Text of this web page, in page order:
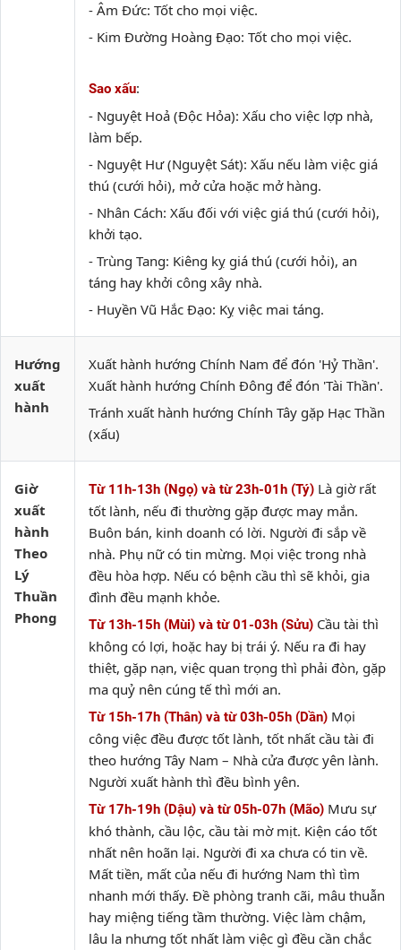
- Âm Đức: Tốt cho mọi việc.
- Kim Đường Hoàng Đạo: Tốt cho mọi việc.
Sao xấu:
- Nguyệt Hoả (Độc Hỏa): Xấu cho việc lợp nhà,
làm bếp.
- Nguyệt Hư (Nguyệt Sát): Xấu nếu làm việc giá
thú (cưới hỏi), mở cửa hoặc mở hàng.
- Nhân Cách: Xấu đối với việc giá thú (cưới hỏi),
khởi tạo.
- Trùng Tang: Kiêng kỵ giá thú (cưới hỏi), an
táng hay khởi công xây nhà.
- Huyền Vũ Hắc Đạo: Kỵ việc mai táng.
Hướng
xuất
hành
Xuất hành hướng Chính Nam để đón 'Hỷ Thần'.
Xuất hành hướng Chính Đông để đón 'Tài Thần'.
Tránh xuất hành hướng Chính Tây gặp Hạc Thần
(xấu)
Giờ
xuất
hành
Theo
Lý
Thuần
Phong
Từ 11h-13h (Ngọ) và từ 23h-01h (Tý) Là giờ rất
tốt lành, nếu đi thường gặp được may mắn.
Buôn bán, kinh doanh có lời. Người đi sắp về
nhà. Phụ nữ có tin mừng. Mọi việc trong nhà
đều hòa hợp. Nếu có bệnh cầu thì sẽ khỏi, gia
đình đều mạnh khỏe.
Từ 13h-15h (Mùi) và từ 01-03h (Sửu) Cầu tài thì
không có lợi, hoặc hay bị trái ý. Nếu ra đi hay
thiệt, gặp nạn, việc quan trọng thì phải đòn, gặp
ma quỷ nên cúng tế thì mới an.
Từ 15h-17h (Thân) và từ 03h-05h (Dần) Mọi
công việc đều được tốt lành, tốt nhất cầu tài đi
theo hướng Tây Nam – Nhà cửa được yên lành.
Người xuất hành thì đều bình yên.
Từ 17h-19h (Dậu) và từ 05h-07h (Mão) Mưu sự
khó thành, cầu lộc, cầu tài mờ mịt. Kiện cáo tốt
nhất nên hoãn lại. Người đi xa chưa có tin về.
Mất tiền, mất của nếu đi hướng Nam thì tìm
nhanh mới thấy. Đề phòng tranh cãi, mâu thuẫn
hay miệng tiếng tầm thường. Việc làm chậm,
lâu la nhưng tốt nhất làm việc gì đều cần chắc